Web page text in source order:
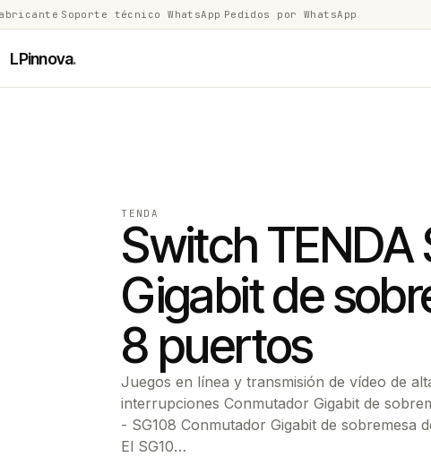
Soporte técnico WhatsApp Pedidos por WhatsApp
LPinnova.
TENDA
Switch TENDA
Gigabit de
8 puertos
Juegos en línea y transmisión de vídeo de
interrupciones Conmutador Gigabit de
- SG108 Conmutador Gigabit de sobremesa
El SG10…